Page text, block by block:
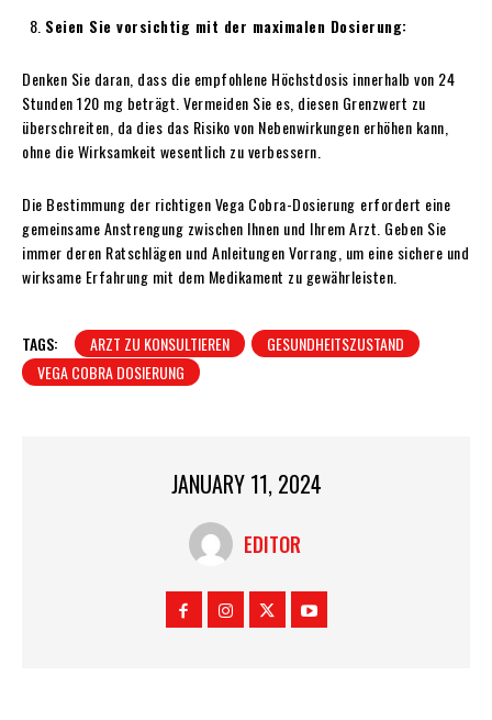
Seien Sie vorsichtig mit der maximalen Dosierung:
Denken Sie daran, dass die empfohlene Höchstdosis innerhalb von 24
Stunden 120 mg beträgt. Vermeiden Sie es, diesen Grenzwert zu
überschreiten, da dies das Risiko von Nebenwirkungen erhöhen kann,
ohne die Wirksamkeit wesentlich zu verbessern.
Die Bestimmung der richtigen Vega Cobra-Dosierung erfordert eine
gemeinsame Anstrengung zwischen Ihnen und Ihrem Arzt. Geben Sie
immer deren Ratschlägen und Anleitungen Vorrang, um eine sichere und
wirksame Erfahrung mit dem Medikament zu gewährleisten.
TAGS: ARZT ZU KONSULTIEREN
GESUNDHEITSZUSTAND
VEGA COBRA DOSIERUNG
JANUARY 11, 2024
EDITOR